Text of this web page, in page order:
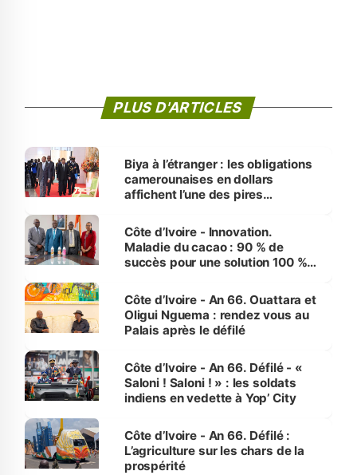
PLUS D'ARTICLES
Biya à l’étranger : les obligations
camerounaises en dollars
affichent l’une des pires
Côte d’Ivoire - Innovation.
Maladie du cacao : 90 % de
succès pour une solution 100 %
Côte d’Ivoire - An 66. Ouattara et
Oligui Nguema : rendez vous au
Palais après le défilé
Côte d’Ivoire - An 66. Défilé - «
Saloni ! Saloni ! » : les soldats
indiens en vedette à Yop’ City
Côte d’Ivoire - An 66. Défilé :
L’agriculture sur les chars de la
prospérité